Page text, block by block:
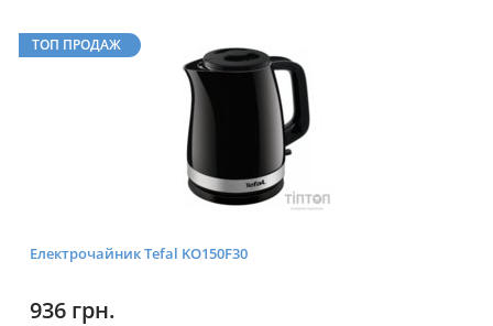
ТОП ПРОДАЖ
Електрочайник Tefal KO150F30
936 грн.